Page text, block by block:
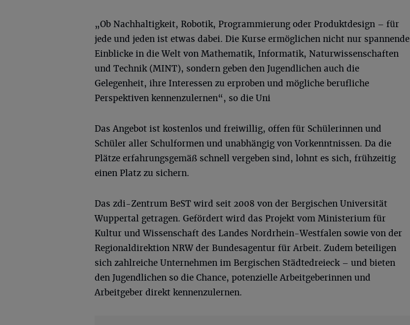
„Ob Nachhaltigkeit, Robotik, Programmierung oder Produktdesign – für
jede und jeden ist etwas dabei. Die Kurse ermöglichen nicht nur spannende
Einblicke in die Welt von Mathematik, Informatik, Naturwissenschaften
und Technik (MINT), sondern geben den Jugendlichen auch die
Gelegenheit, ihre Interessen zu erproben und mögliche berufliche
Perspektiven kennenzulernen“, so die Uni
Das Angebot ist kostenlos und freiwillig, offen für Schülerinnen und
Schüler aller Schulformen und unabhängig von Vorkenntnissen. Da die
Plätze erfahrungsgemäß schnell vergeben sind, lohnt es sich, frühzeitig
einen Platz zu sichern.
Das zdi-Zentrum BeST wird seit 2008 von der Bergischen Universität
Wuppertal getragen. Gefördert wird das Projekt vom Ministerium für
Kultur und Wissenschaft des Landes Nordrhein-Westfalen sowie von der
Regionaldirektion NRW der Bundesagentur für Arbeit. Zudem beteiligen
sich zahlreiche Unternehmen im Bergischen Städtedreieck – und bieten
den Jugendlichen so die Chance, potenzielle Arbeitgeberinnen und
Arbeitgeber direkt kennenzulernen.